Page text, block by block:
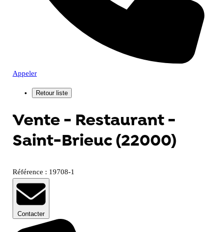
Appeler
Vente - Restaurant -
Saint-Brieuc (22000)
Référence : 19708-1
Contacter